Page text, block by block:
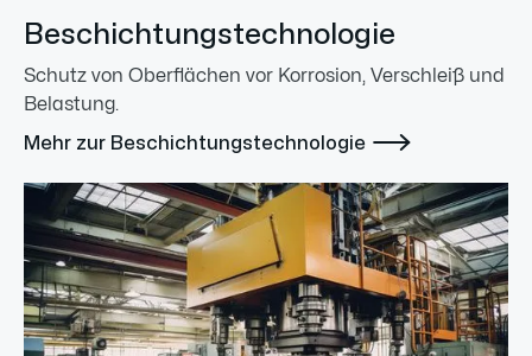
Beschichtungstechnologie
Schutz von Oberflächen vor Korrosion, Verschleiß und
Belastung.
Mehr zur Beschichtungstechnologie 